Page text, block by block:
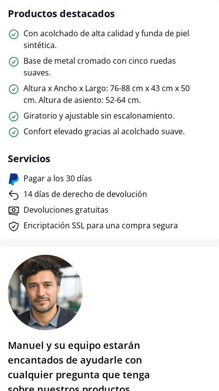
Productos destacados
Con acolchado de alta calidad y funda de piel
sintética.
Base de metal cromado con cinco ruedas
suaves.
Altura x Ancho x Largo: 76-88 cm x 43 cm x 50
cm. Altura de asiento: 52-64 cm.
Giratorio y ajustable sin escalonamiento.
Confort elevado gracias al acolchado suave.
Servicios
Pagar a los 30 días
14 días de derecho de devolución
Devoluciones gratuitas
Encriptación SSL para una compra segura
Manuel y su equipo estarán
encantados de ayudarle con
cualquier pregunta que tenga